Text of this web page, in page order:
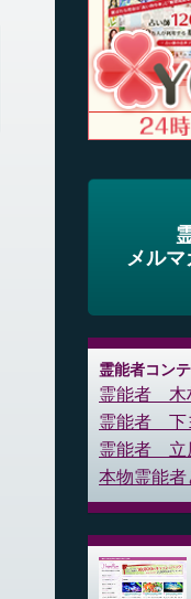
メルマ
霊能者コン
霊能者 木
霊能者 下
霊能者 立
本物霊能